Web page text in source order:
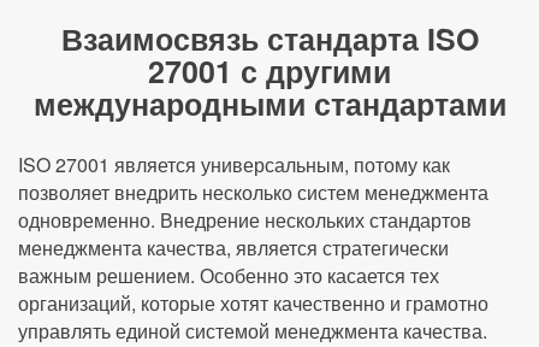
Взаимосвязь стандарта ISO
27001 с другими
международными стандартами
ISO 27001 является универсальным, потому как
позволяет внедрить несколько систем менеджмента
одновременно. Внедрение нескольких стандартов
менеджмента качества, является стратегически
важным решением. Особенно это касается тех
организаций, которые хотят качественно и грамотно
управлять единой системой менеджмента качества.